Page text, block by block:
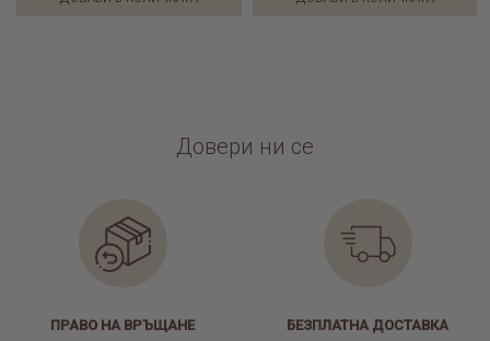
Довери ни се
ПРАВО НА ВРЪЩАНЕ
БЕЗПЛАТНА ДОСТАВКА